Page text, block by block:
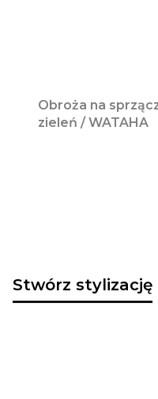
Obroża na
zieleń / WATAHA
Stwórz stylizację